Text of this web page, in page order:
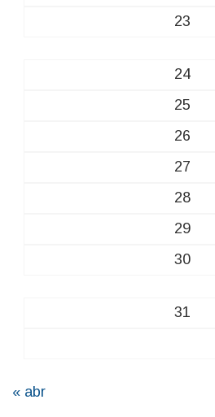
23
24
25
26
27
28
29
30
31
« abr